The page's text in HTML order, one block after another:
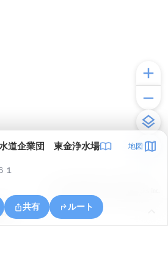
道企業団 東金浄水場 地図
共有 ルート